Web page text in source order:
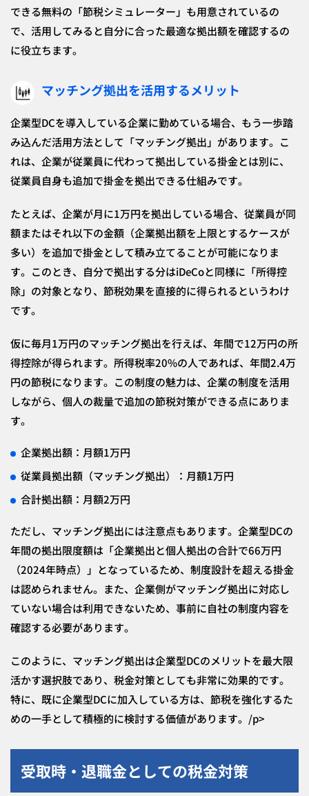
できる無料の「節税シミュレーター」も用意されているの
で、活用してみると自分に合った最適な拠出額を確認するの
に役立ちます。
マッチング拠出を活用するメリット
企業型DCを導入している企業に勤めている場合、もう一歩踏
み込んだ活用方法として「マッチング拠出」があります。こ
れは、企業が従業員に代わって拠出している掛金とは別に、
従業員自身も追加で掛金を拠出できる仕組みです。
たとえば、企業が月に1万円を拠出している場合、従業員が同
額またはそれ以下の金額（企業拠出額を上限とするケースが
多い）を追加で掛金として積み立てることが可能になりま
す。このとき、自分で拠出する分はiDeCoと同様に「所得控
除」の対象となり、節税効果を直接的に得られるというわけ
です。
仮に毎月1万円のマッチング拠出を行えば、年間で12万円の所
得控除が得られます。所得税率20%の人であれば、年間2.4万
円の節税になります。この制度の魅力は、企業の制度を活用
しながら、個人の裁量で追加の節税対策ができる点にありま
す。
企業拠出額：月額1万円
従業員拠出額（マッチング拠出）：月額1万円
合計拠出額：月額2万円
ただし、マッチング拠出には注意点もあります。企業型DCの
年間の拠出限度額は「企業拠出と個人拠出の合計で66万円
（2024年時点）」となっているため、制度設計を超える掛金
は認められません。また、企業側がマッチング拠出に対応し
ていない場合は利用できないため、事前に自社の制度内容を
確認する必要があります。
このように、マッチング拠出は企業型DCのメリットを最大限
活かす選択肢であり、税金対策としても非常に効果的です。
特に、既に企業型DCに加入している方は、節税を強化するた
めの一手として積極的に検討する価値があります。/p>
受取時・退職金としての税金対策